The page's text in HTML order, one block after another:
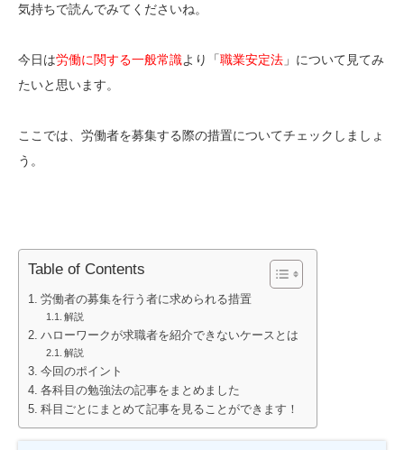
気持ちで読んでみてくださいね。
今日は労働に関する一般常識より「職業安定法 」について見てみ
たいと思います。
ここでは、労働者を募集する際の措置についてチェックしましょ
う。
Table of Contents
労働者の募集を行う者に求められる措置
解説
ハローワークが求職者を紹介できないケースとは
解説
今回のポイント
各科目の勉強法の記事をまとめました
科目ごとにまとめて記事を見ることができます！